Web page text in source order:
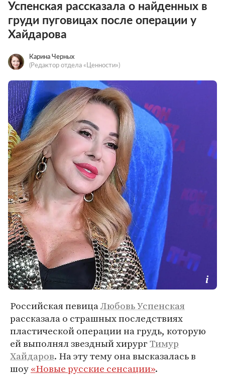
Успенская рассказала о найденных в
груди пуговицах после операции у
Хайдарова
Карина Черных
(Редактор отдела «Ценности»)
Российская певицаЛюбовь Успенская
рассказала о страшных последствиях
пластической операции на грудь, которую
ей выполнял звездный хирургТимур
Хайдаров. На эту тему она высказалась в
шоу«Новые русские сенсации».